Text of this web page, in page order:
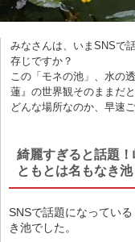
みなさんは、いまSNSで
存じですか？
この「モネの池」、水の
蓮』の世界観そのままだ
どんな場所なのか、早速
綺麗すぎると話題
ともとは名もなき池
SNSで話題になってい
き池でした。